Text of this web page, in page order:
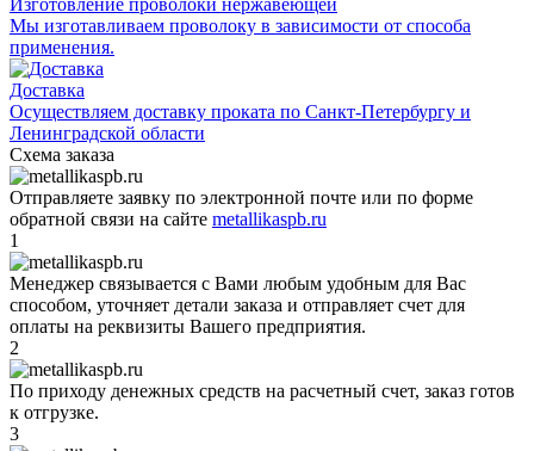
Изготовление проволоки нержавеющей
Мы изготавливаем проволоку в зависимости от способа
применения.
Доставка
Осуществляем доставку проката по Санкт-Петербургу и
Ленинградской области
Схема заказа
Отправляете заявку по электронной почте или по форме
обратной связи на сайте metallikaspb.ru
1
Менеджер связывается с Вами любым удобным для Вас
способом, уточняет детали заказа и отправляет счет для
оплаты на реквизиты Вашего предприятия.
2
По приходу денежных средств на расчетный счет, заказ готов
к отгрузке.
3